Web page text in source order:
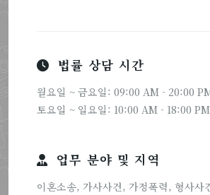
법률 상담 시간
월요일 ~ 금요일: 09:00 AM - 20:00
토요일 ~ 일요일: 10:00 AM - 18:00 PM
업무 분야 및 지역
이혼소송, 가사사건, 가정폭력, 형사사